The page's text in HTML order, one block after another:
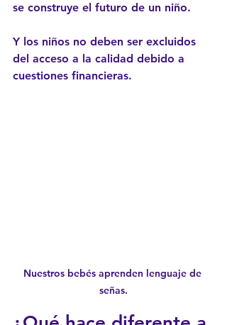
se construye el futuro de un niño.
Y los niños no deben ser excluidos
del acceso a la calidad debido a
cuestiones financieras.
Nuestros bebés aprenden lenguaje de
señas.